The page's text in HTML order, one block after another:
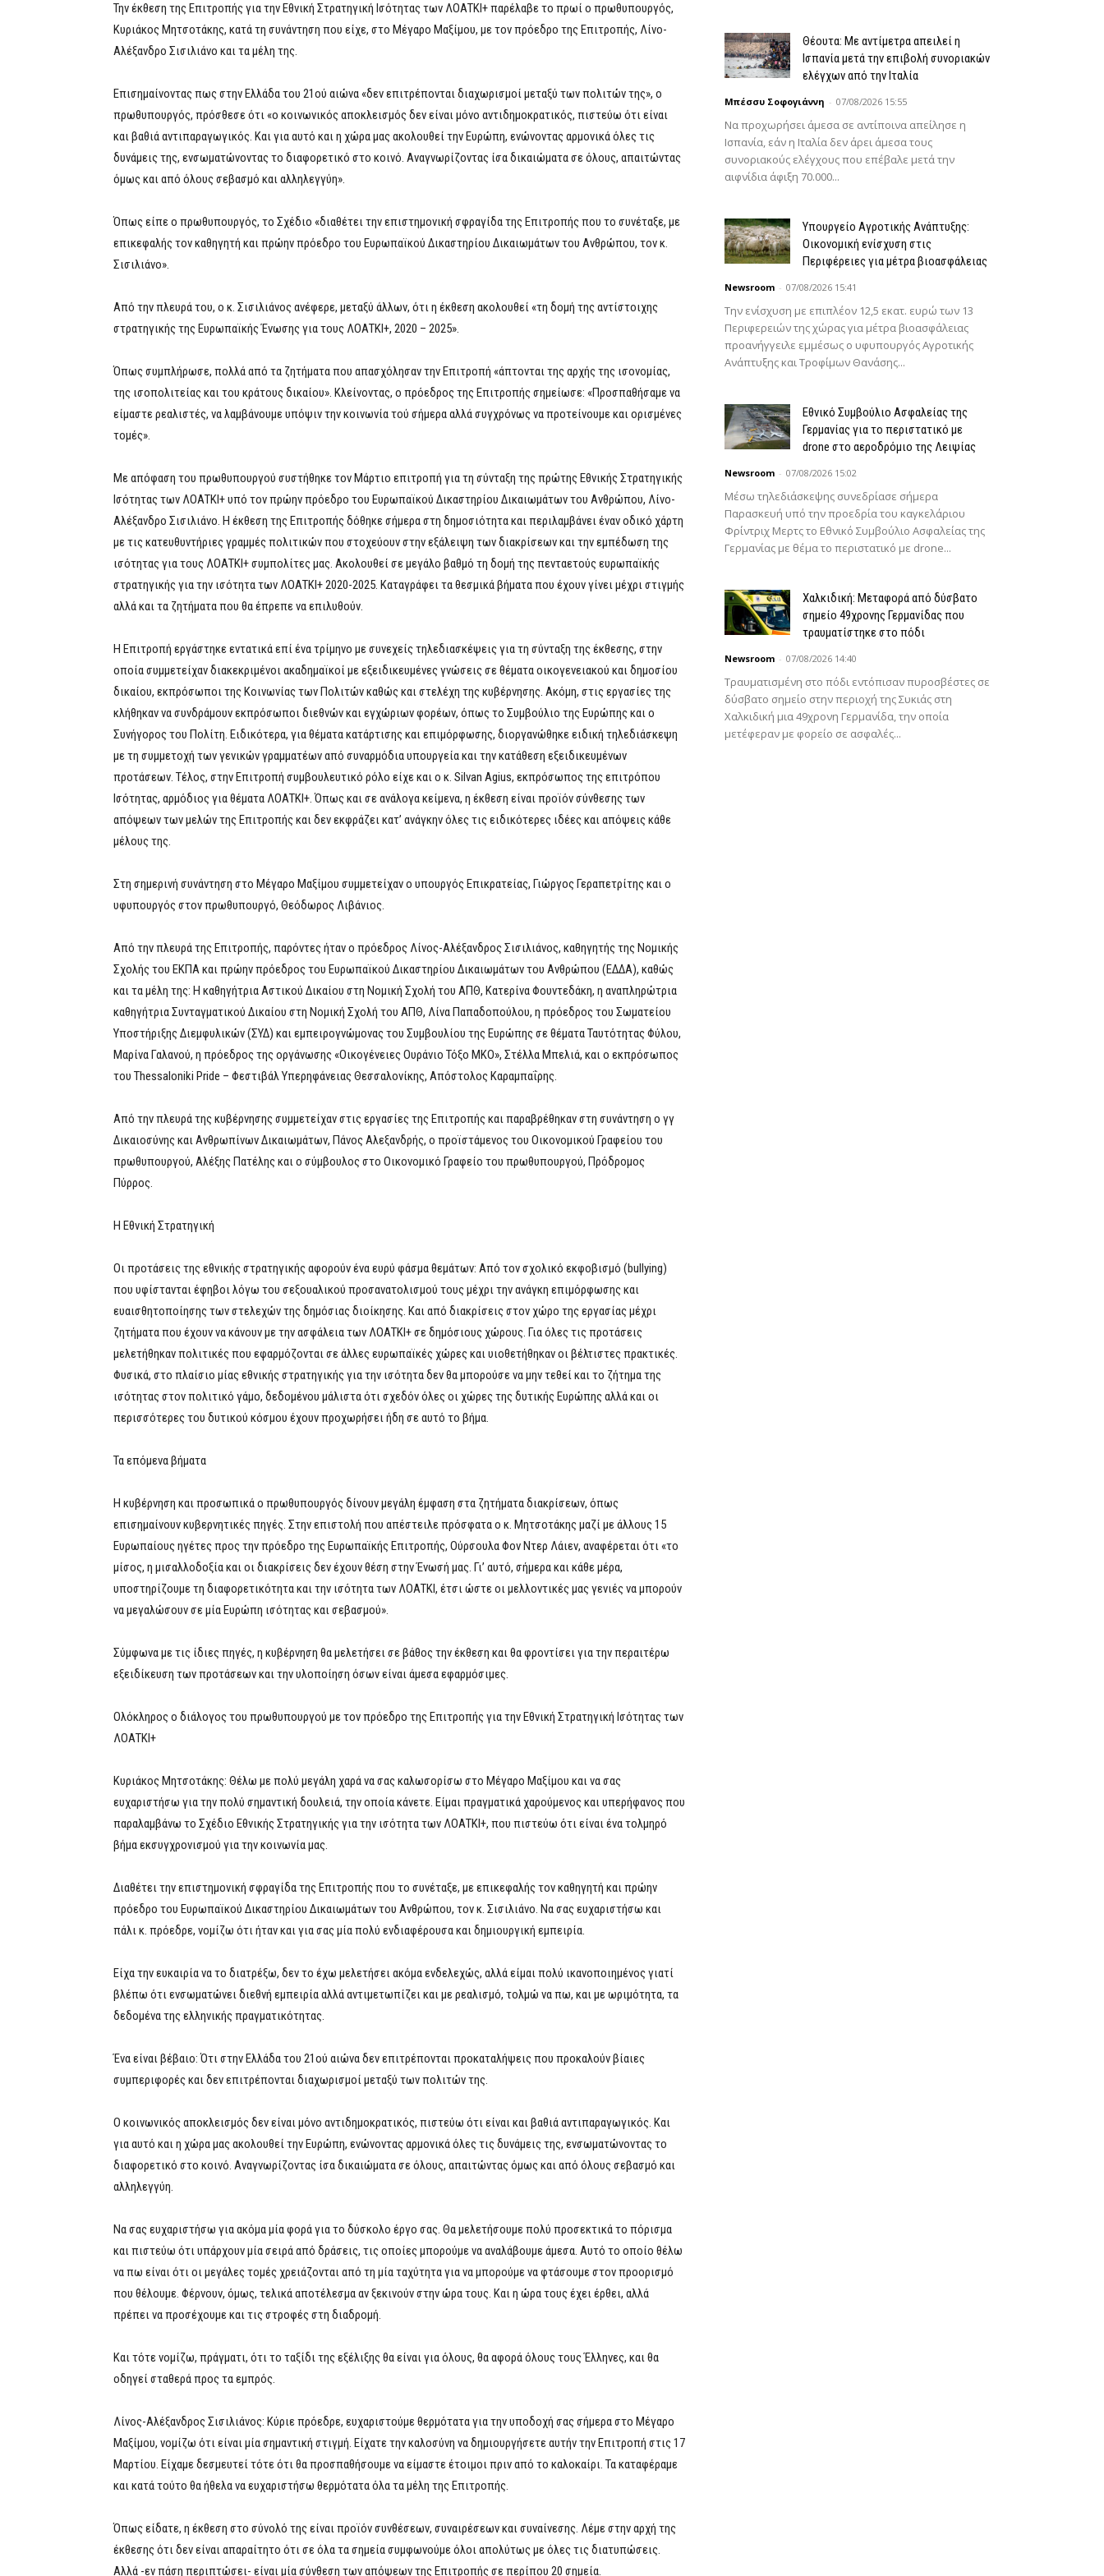
Την έκθεση της Επιτροπής για την Εθνική Στρατηγική Ισότητας των ΛΟΑΤΚΙ+ παρέλαβε το πρωί ο πρωθυπουργός,
Κυριάκος Μητσοτάκης, κατά τη συνάντηση που είχε, στο Μέγαρο Μαξίμου, με τον πρόεδρο της Επιτροπής, Λίνο-
Αλέξανδρο Σισιλιάνο και τα μέλη της.
Επισημαίνοντας πως στην Ελλάδα του 21ού αιώνα «δεν επιτρέπονται διαχωρισμοί μεταξύ των πολιτών της», ο
πρωθυπουργός, πρόσθεσε ότι «ο κοινωνικός αποκλεισμός δεν είναι μόνο αντιδημοκρατικός, πιστεύω ότι είναι
και βαθιά αντιπαραγωγικός. Και για αυτό και η χώρα μας ακολουθεί την Ευρώπη, ενώνοντας αρμονικά όλες τις
δυνάμεις της, ενσωματώνοντας το διαφορετικό στο κοινό. Αναγνωρίζοντας ίσα δικαιώματα σε όλους, απαιτώντας
όμως και από όλους σεβασμό και αλληλεγγύη».
Όπως είπε ο πρωθυπουργός, το Σχέδιο «διαθέτει την επιστημονική σφραγίδα της Επιτροπής που το συνέταξε, με
επικεφαλής τον καθηγητή και πρώην πρόεδρο του Ευρωπαϊκού Δικαστηρίου Δικαιωμάτων του Ανθρώπου, τον κ.
Σισιλιάνο».
Από την πλευρά του, ο κ. Σισιλιάνος ανέφερε, μεταξύ άλλων, ότι η έκθεση ακολουθεί «τη δομή της αντίστοιχης
στρατηγικής της Ευρωπαϊκής Ένωσης για τους ΛΟΑΤΚΙ+, 2020 – 2025».
Όπως συμπλήρωσε, πολλά από τα ζητήματα που απασχόλησαν την Επιτροπή «άπτονται της αρχής της ισονομίας,
της ισοπολιτείας και του κράτους δικαίου». Κλείνοντας, ο πρόεδρος της Επιτροπής σημείωσε: «Προσπαθήσαμε να
είμαστε ρεαλιστές, να λαμβάνουμε υπόψιν την κοινωνία τού σήμερα αλλά συγχρόνως να προτείνουμε και ορισμένες
τομές».
Με απόφαση του πρωθυπουργού συστήθηκε τον Μάρτιο επιτροπή για τη σύνταξη της πρώτης Εθνικής Στρατηγικής
Ισότητας των ΛΟΑΤΚΙ+ υπό τον πρώην πρόεδρο του Ευρωπαϊκού Δικαστηρίου Δικαιωμάτων του Ανθρώπου, Λίνο-
Αλέξανδρο Σισιλιάνο. Η έκθεση της Επιτροπής δόθηκε σήμερα στη δημοσιότητα και περιλαμβάνει έναν οδικό χάρτη
με τις κατευθυντήριες γραμμές πολιτικών που στοχεύουν στην εξάλειψη των διακρίσεων και την εμπέδωση της
ισότητας για τους ΛΟΑΤΚΙ+ συμπολίτες μας. Ακολουθεί σε μεγάλο βαθμό τη δομή της πενταετούς ευρωπαϊκής
στρατηγικής για την ισότητα των ΛΟΑΤΚΙ+ 2020-2025. Καταγράφει τα θεσμικά βήματα που έχουν γίνει μέχρι στιγμής
αλλά και τα ζητήματα που θα έπρεπε να επιλυθούν.
Η Επιτροπή εργάστηκε εντατικά επί ένα τρίμηνο με συνεχείς τηλεδιασκέψεις για τη σύνταξη της έκθεσης, στην
οποία συμμετείχαν διακεκριμένοι ακαδημαϊκοί με εξειδικευμένες γνώσεις σε θέματα οικογενειακού και δημοσίου
δικαίου, εκπρόσωποι της Κοινωνίας των Πολιτών καθώς και στελέχη της κυβέρνησης. Ακόμη, στις εργασίες της
κλήθηκαν να συνδράμουν εκπρόσωποι διεθνών και εγχώριων φορέων, όπως το Συμβούλιο της Ευρώπης και ο
Συνήγορος του Πολίτη. Ειδικότερα, για θέματα κατάρτισης και επιμόρφωσης, διοργανώθηκε ειδική τηλεδιάσκεψη
με τη συμμετοχή των γενικών γραμματέων από συναρμόδια υπουργεία και την κατάθεση εξειδικευμένων
προτάσεων. Τέλος, στην Επιτροπή συμβουλευτικό ρόλο είχε και ο κ. Silvan Agius, εκπρόσωπος της επιτρόπου
Ισότητας, αρμόδιος για θέματα ΛΟΑΤΚΙ+. Όπως και σε ανάλογα κείμενα, η έκθεση είναι προϊόν σύνθεσης των
απόψεων των μελών της Επιτροπής και δεν εκφράζει κατ’ ανάγκην όλες τις ειδικότερες ιδέες και απόψεις κάθε
μέλους της.
Στη σημερινή συνάντηση στο Μέγαρο Μαξίμου συμμετείχαν ο υπουργός Επικρατείας, Γιώργος Γεραπετρίτης και ο
υφυπουργός στον πρωθυπουργό, Θεόδωρος Λιβάνιος.
Από την πλευρά της Επιτροπής, παρόντες ήταν ο πρόεδρος Λίνος-Αλέξανδρος Σισιλιάνος, καθηγητής της Νομικής
Σχολής του ΕΚΠΑ και πρώην πρόεδρος του Ευρωπαϊκού Δικαστηρίου Δικαιωμάτων του Ανθρώπου (ΕΔΔΑ), καθώς
και τα μέλη της: Η καθηγήτρια Αστικού Δικαίου στη Νομική Σχολή του ΑΠΘ, Κατερίνα Φουντεδάκη, η αναπληρώτρια
καθηγήτρια Συνταγματικού Δικαίου στη Νομική Σχολή του ΑΠΘ, Λίνα Παπαδοπούλου, η πρόεδρος του Σωματείου
Υποστήριξης Διεμφυλικών (ΣΥΔ) και εμπειρογνώμονας του Συμβουλίου της Ευρώπης σε θέματα Ταυτότητας Φύλου,
Μαρίνα Γαλανού, η πρόεδρος της οργάνωσης «Οικογένειες Ουράνιο Τόξο ΜΚΟ», Στέλλα Μπελιά, και ο εκπρόσωπος
του Thessaloniki Pride – Φεστιβάλ Υπερηφάνειας Θεσσαλονίκης, Απόστολος Καραμπαΐρης.
Από την πλευρά της κυβέρνησης συμμετείχαν στις εργασίες της Επιτροπής και παραβρέθηκαν στη συνάντηση ο γγ
Δικαιοσύνης και Ανθρωπίνων Δικαιωμάτων, Πάνος Αλεξανδρής, ο προϊστάμενος του Οικονομικού Γραφείου του
πρωθυπουργού, Αλέξης Πατέλης και ο σύμβουλος στο Οικονομικό Γραφείο του πρωθυπουργού, Πρόδρομος
Πύρρος.
H Εθνική Στρατηγική
Οι προτάσεις της εθνικής στρατηγικής αφορούν ένα ευρύ φάσμα θεμάτων: Από τον σχολικό εκφοβισμό (bullying)
που υφίστανται έφηβοι λόγω του σεξουαλικού προσανατολισμού τους μέχρι την ανάγκη επιμόρφωσης και
ευαισθητοποίησης των στελεχών της δημόσιας διοίκησης. Και από διακρίσεις στον χώρο της εργασίας μέχρι
ζητήματα που έχουν να κάνουν με την ασφάλεια των ΛΟΑΤΚΙ+ σε δημόσιους χώρους. Για όλες τις προτάσεις
μελετήθηκαν πολιτικές που εφαρμόζονται σε άλλες ευρωπαϊκές χώρες και υιοθετήθηκαν οι βέλτιστες πρακτικές.
Φυσικά, στο πλαίσιο μίας εθνικής στρατηγικής για την ισότητα δεν θα μπορούσε να μην τεθεί και το ζήτημα της
ισότητας στον πολιτικό γάμο, δεδομένου μάλιστα ότι σχεδόν όλες οι χώρες της δυτικής Ευρώπης αλλά και οι
περισσότερες του δυτικού κόσμου έχουν προχωρήσει ήδη σε αυτό το βήμα.
Τα επόμενα βήματα
Η κυβέρνηση και προσωπικά ο πρωθυπουργός δίνουν μεγάλη έμφαση στα ζητήματα διακρίσεων, όπως
επισημαίνουν κυβερνητικές πηγές. Στην επιστολή που απέστειλε πρόσφατα ο κ. Μητσοτάκης μαζί με άλλους 15
Ευρωπαίους ηγέτες προς την πρόεδρο της Ευρωπαϊκής Επιτροπής, Ούρσουλα Φον Ντερ Λάιεν, αναφέρεται ότι «το
μίσος, η μισαλλοδοξία και οι διακρίσεις δεν έχουν θέση στην Ένωσή μας. Γι’ αυτό, σήμερα και κάθε μέρα,
υποστηρίζουμε τη διαφορετικότητα και την ισότητα των ΛΟΑΤΚΙ, έτσι ώστε οι μελλοντικές μας γενιές να μπορούν
να μεγαλώσουν σε μία Ευρώπη ισότητας και σεβασμού».
Σύμφωνα με τις ίδιες πηγές, η κυβέρνηση θα μελετήσει σε βάθος την έκθεση και θα φροντίσει για την περαιτέρω
εξειδίκευση των προτάσεων και την υλοποίηση όσων είναι άμεσα εφαρμόσιμες.
Ολόκληρος ο διάλογος του πρωθυπουργού με τον πρόεδρο της Επιτροπής για την Εθνική Στρατηγική Ισότητας των
ΛΟΑΤΚΙ+
Κυριάκος Μητσοτάκης: Θέλω με πολύ μεγάλη χαρά να σας καλωσορίσω στο Μέγαρο Μαξίμου και να σας
ευχαριστήσω για την πολύ σημαντική δουλειά, την οποία κάνετε. Είμαι πραγματικά χαρούμενος και υπερήφανος που
παραλαμβάνω το Σχέδιο Εθνικής Στρατηγικής για την ισότητα των ΛΟΑΤΚΙ+, που πιστεύω ότι είναι ένα τολμηρό
βήμα εκσυγχρονισμού για την κοινωνία μας.
Διαθέτει την επιστημονική σφραγίδα της Επιτροπής που το συνέταξε, με επικεφαλής τον καθηγητή και πρώην
πρόεδρο του Ευρωπαϊκού Δικαστηρίου Δικαιωμάτων του Ανθρώπου, τον κ. Σισιλιάνο. Να σας ευχαριστήσω και
πάλι κ. πρόεδρε, νομίζω ότι ήταν και για σας μία πολύ ενδιαφέρουσα και δημιουργική εμπειρία.
Είχα την ευκαιρία να το διατρέξω, δεν το έχω μελετήσει ακόμα ενδελεχώς, αλλά είμαι πολύ ικανοποιημένος γιατί
βλέπω ότι ενσωματώνει διεθνή εμπειρία αλλά αντιμετωπίζει και με ρεαλισμό, τολμώ να πω, και με ωριμότητα, τα
δεδομένα της ελληνικής πραγματικότητας.
Ένα είναι βέβαιο: Ότι στην Ελλάδα του 21ού αιώνα δεν επιτρέπονται προκαταλήψεις που προκαλούν βίαιες
συμπεριφορές και δεν επιτρέπονται διαχωρισμοί μεταξύ των πολιτών της.
Ο κοινωνικός αποκλεισμός δεν είναι μόνο αντιδημοκρατικός, πιστεύω ότι είναι και βαθιά αντιπαραγωγικός. Και
για αυτό και η χώρα μας ακολουθεί την Ευρώπη, ενώνοντας αρμονικά όλες τις δυνάμεις της, ενσωματώνοντας το
διαφορετικό στο κοινό. Αναγνωρίζοντας ίσα δικαιώματα σε όλους, απαιτώντας όμως και από όλους σεβασμό και
αλληλεγγύη.
Να σας ευχαριστήσω για ακόμα μία φορά για το δύσκολο έργο σας. Θα μελετήσουμε πολύ προσεκτικά το πόρισμα
και πιστεύω ότι υπάρχουν μία σειρά από δράσεις, τις οποίες μπορούμε να αναλάβουμε άμεσα. Αυτό το οποίο θέλω
να πω είναι ότι οι μεγάλες τομές χρειάζονται από τη μία ταχύτητα για να μπορούμε να φτάσουμε στον προορισμό
που θέλουμε. Φέρνουν, όμως, τελικά αποτέλεσμα αν ξεκινούν στην ώρα τους. Και η ώρα τους έχει έρθει, αλλά
πρέπει να προσέχουμε και τις στροφές στη διαδρομή.
Και τότε νομίζω, πράγματι, ότι το ταξίδι της εξέλιξης θα είναι για όλους, θα αφορά όλους τους Έλληνες, και θα
οδηγεί σταθερά προς τα εμπρός.
Λίνος-Αλέξανδρος Σισιλιάνος: Κύριε πρόεδρε, ευχαριστούμε θερμότατα για την υποδοχή σας σήμερα στο Μέγαρο
Μαξίμου, νομίζω ότι είναι μία σημαντική στιγμή. Είχατε την καλοσύνη να δημιουργήσετε αυτήν την Επιτροπή στις 17
Μαρτίου. Είχαμε δεσμευτεί τότε ότι θα προσπαθήσουμε να είμαστε έτοιμοι πριν από το καλοκαίρι. Τα καταφέραμε
και κατά τούτο θα ήθελα να ευχαριστήσω θερμότατα όλα τα μέλη της Επιτροπής.
Όπως είδατε, η έκθεση στο σύνολό της είναι προϊόν συνθέσεων, συναιρέσεων και συναίνεσης. Λέμε στην αρχή της
έκθεσης ότι δεν είναι απαραίτητο ότι σε όλα τα σημεία συμφωνούμε όλοι απολύτως με όλες τις διατυπώσεις.
Αλλά -εν πάση περιπτώσει- είναι μία σύνθεση των απόψεων της Επιτροπής σε περίπου 20 σημεία.
Θέουτα: Με αντίμετρα απειλεί η
Ισπανία μετά την επιβολή συνοριακών
ελέγχων από την Ιταλία
Μπέσσυ Σοφογιάννη - 07/08/2026 15:55
Να προχωρήσει άμεσα σε αντίποινα απείλησε η
Ισπανία, εάν η Ιταλία δεν άρει άμεσα τους
συνοριακούς ελέγχους που επέβαλε μετά την
αιφνίδια άφιξη 70.000...
Υπουργείο Αγροτικής Ανάπτυξης:
Οικονομική ενίσχυση στις
Περιφέρειες για μέτρα βιοασφάλειας
Newsroom - 07/08/2026 15:41
Την ενίσχυση με επιπλέον 12,5 εκατ. ευρώ των 13
Περιφερειών της χώρας για μέτρα βιοασφάλειας
προανήγγειλε εμμέσως ο υφυπουργός Αγροτικής
Ανάπτυξης και Τροφίμων Θανάσης...
Εθνικό Συμβούλιο Ασφαλείας της
Γερμανίας για το περιστατικό με
drone στο αεροδρόμιο της Λειψίας
Newsroom - 07/08/2026 15:02
Μέσω τηλεδιάσκεψης συνεδρίασε σήμερα
Παρασκευή υπό την προεδρία του καγκελάριου
Φρίντριχ Μερτς το Εθνικό Συμβούλιο Ασφαλείας της
Γερμανίας με θέμα το περιστατικό με drone...
Χαλκιδική: Μεταφορά από δύσβατο
σημείο 49χρονης Γερμανίδας που
τραυματίστηκε στο πόδι
Newsroom - 07/08/2026 14:40
Τραυματισμένη στο πόδι εντόπισαν πυροσβέστες σε
δύσβατο σημείο στην περιοχή της Συκιάς στη
Χαλκιδική μια 49χρονη Γερμανίδα, την οποία
μετέφεραν με φορείο σε ασφαλές...